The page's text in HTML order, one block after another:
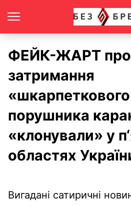
ФЕЙК-ЖАРТ про
затримання
порушника
«клонували» у
областях
Вигадані сатиричні